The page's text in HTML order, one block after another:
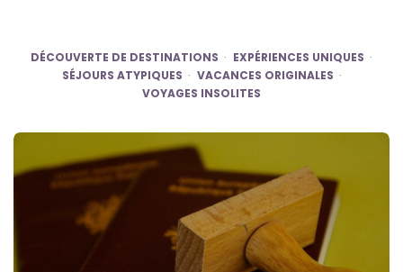
DÉCOUVERTE DE DESTINATIONS
EXPÉRIENCES UNIQUES
SÉJOURS ATYPIQUES
VACANCES ORIGINALES
VOYAGES INSOLITES
Post
navigation